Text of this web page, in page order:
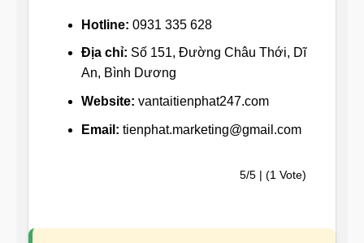
Hotline: 0931 335 628
Địa chỉ: Số 151, Đường Châu Thới, Dĩ
An, Bình Dương
Website: vantaitienphat247.com
Email: tienphat.marketing@gmail.com
5/5 | (1 Vote)